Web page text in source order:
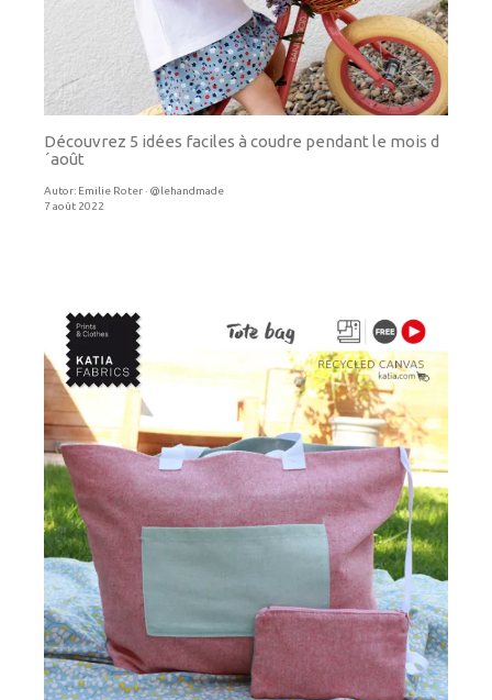
Découvrez 5 idées faciles à coudre pendant le mois d
´août
Autor: Emilie Roter · @lehandmade
7 août 2022